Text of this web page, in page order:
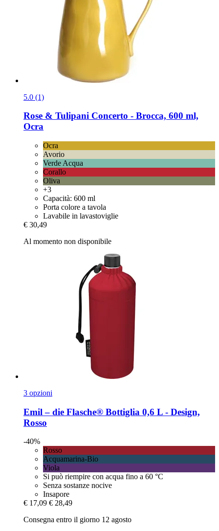
5.0 (1)
Rose & Tulipani Concerto -​ Brocca, 600 ml,
Ocra
Ocra
Avorio
Verde Acqua
Corallo
Oliva
+3
Capacità: 600 ml
Porta colore a tavola
Lavabile in lavastoviglie
€ 30,49
Al momento non disponibile
3 opzioni
Emil – die Flasche® Bottiglia 0,6 L -​ Design,
Rosso
-40%
Rosso
Acquamarina-Bio
Viola
Si può riempire con acqua fino a 60 °C
Senza sostanze nocive
Insapore
€ 17,09 € 28,49
Consegna entro il giorno 12 agosto